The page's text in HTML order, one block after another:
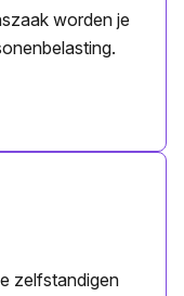
worden je
zelfstandigen